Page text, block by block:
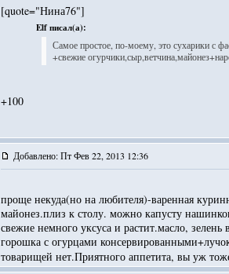
[quote="Нина76"]
Elf писал(а):
Самое простое, по-моему, это сухарики с
+свежие
+100
Добавлено: Пт Фев 22, 2013 12:36
проще некуда(но на любителя)-варенная
майонез.плиз к столу. можно капусту
свежие немного уксуса и растит.масло,
горошка с огурцами
товарищей нет.Приятного аппетита, вы уж